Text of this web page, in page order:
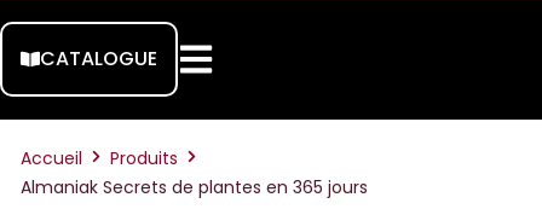
CATALOGUE
Accueil
Produits
Almaniak Secrets de plantes en 365 jours